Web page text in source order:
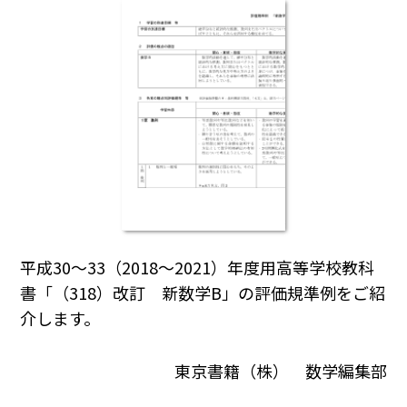
平成30～33（2018～2021）年度用高等学校教科
書「（318）改訂 新数学B」の評価規準例をご紹
介します。
東京書籍（株） 数学編集部